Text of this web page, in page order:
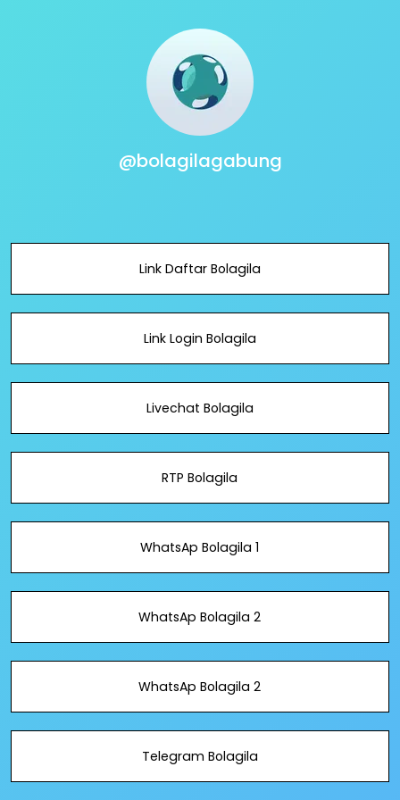
@bolagilagabung
Link Daftar Bolagila
Link Login Bolagila
Livechat Bolagila
RTP Bolagila
WhatsAp Bolagila 1
WhatsAp Bolagila 2
WhatsAp Bolagila 2
Telegram Bolagila